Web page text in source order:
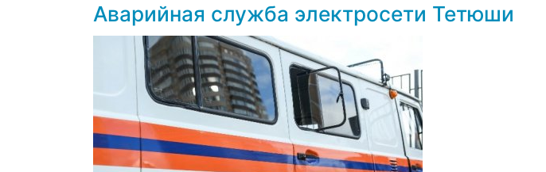
Аварийная служба электросети Тетюши